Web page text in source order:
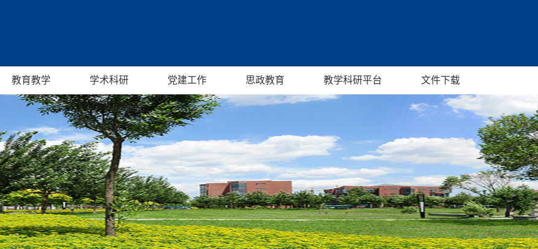
教育教学 学术科研 党建工作 思政教育 教学科研平台 文件下载
English